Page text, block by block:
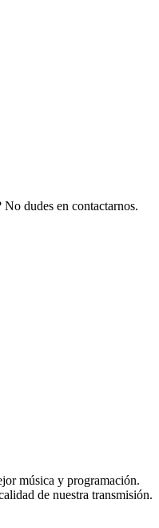
No dudes en contactarnos.
música y programación.
de nuestra transmisión.